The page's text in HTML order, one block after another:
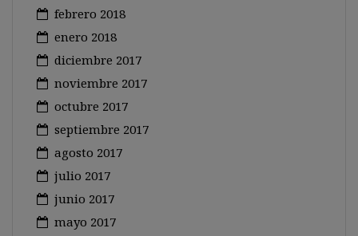
febrero 2018
enero 2018
diciembre 2017
noviembre 2017
octubre 2017
septiembre 2017
agosto 2017
julio 2017
junio 2017
mayo 2017